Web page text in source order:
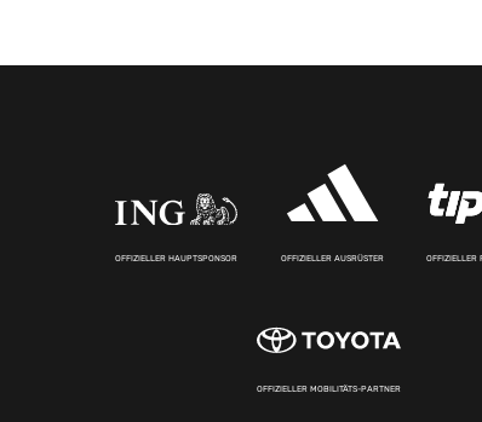
OFFIZIELLER HAUPTSPONSOR OFFIZIELLER AUSRÜSTER OFFIZIELLER
OFFIZIELLER MOBILITÄTS-PARTNER